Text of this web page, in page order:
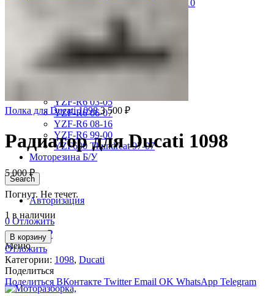
XVZ1300 Royal Star Venture 01-10
YZF-R1 02-03
YZF-R1 04-06
YZF-R1 07-08
YZF-R1 09-14
YZF-R6 03-05
YZF-R6 06-07
YZF-R6 08-16
YZF-R6 99-00
YZF600 Thundrcat 97-07
Моторезина Б/У
Search
Авторизация
0 Отложить
0items / 0₽
Меню
Полка для Ducati 10983 500 ₽
Радиатор для Ducati 1098
5 000₽
Погнут. Не течет.
1 в наличии
В корзину
Отложить
Категории: 1098, Ducati
Поделиться
Поделиться ВКонтакте Twitter Email OK WhatsApp Telegram